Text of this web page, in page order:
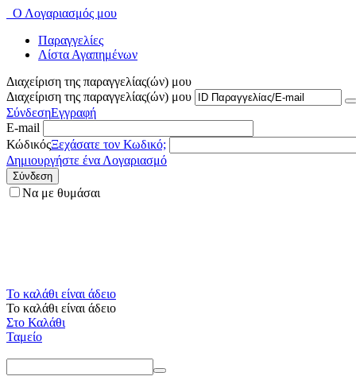
Ο Λογαριασμός μου
Παραγγελίες
Λίστα Αγαπημένων
Διαχείριση της παραγγελίας(ών) μου
Διαχείριση της παραγγελίας(ών) μου
ΣύνδεσηΕγγραφή
E-mail
ΚώδικόςΞεχάσατε τον Κωδικό;
Δημιουργήστε ένα Λογαριασμό
Σύνδεση
Να με θυμάσαι
Το καλάθι είναι άδειο
Το καλάθι είναι άδειο
Στο Καλάθι
Ταμείο